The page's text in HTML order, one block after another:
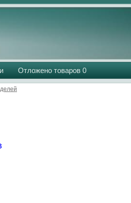
Отложено товаров 0